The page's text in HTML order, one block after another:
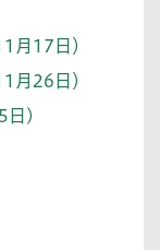
月17日）
月26日）
日)